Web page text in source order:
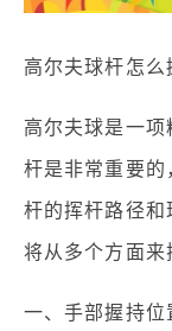
高尔夫球杆怎么
高尔夫球是一
杆是非常重要的
杆的挥杆路径和
将从多个方面来
一、手部握持位